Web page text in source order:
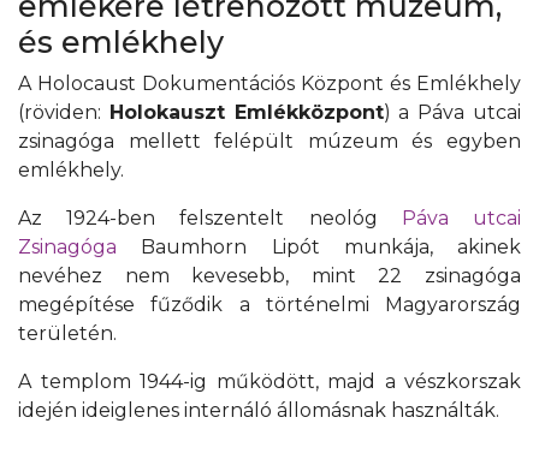
és emlékhely
A Holocaust Dokumentációs Központ és Emlékhely
(röviden: Holokauszt Emlékközpont) a Páva utcai
zsinagóga mellett felépült múzeum és egyben
emlékhely.
Az 1924-ben felszentelt neológ Páva utcai
Zsinagóga Baumhorn Lipót munkája, akinek
nevéhez nem kevesebb, mint 22 zsinagóga
megépítése fűződik a történelmi Magyarország
területén.
A templom 1944-ig működött, majd a vészkorszak
idején ideiglenes internáló állomásnak használták.